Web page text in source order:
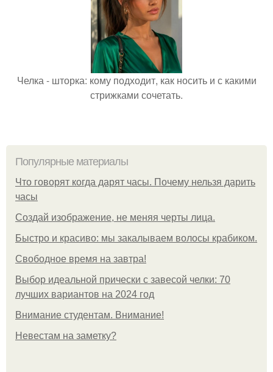
Челка - шторка: кому подходит, как носить и с какими
стрижками сочетать.
Популярные материалы
Что говорят когда дарят часы. Почему нельзя дарить
часы
Создай изображение, не меняя черты лица.
Быстро и красиво: мы закалываем волосы крабиком.
Свободное время на завтра!
Выбор идеальной прически с завесой челки: 70
лучших вариантов на 2024 год
Внимание студентам. Внимание!
Невестам на заметку?